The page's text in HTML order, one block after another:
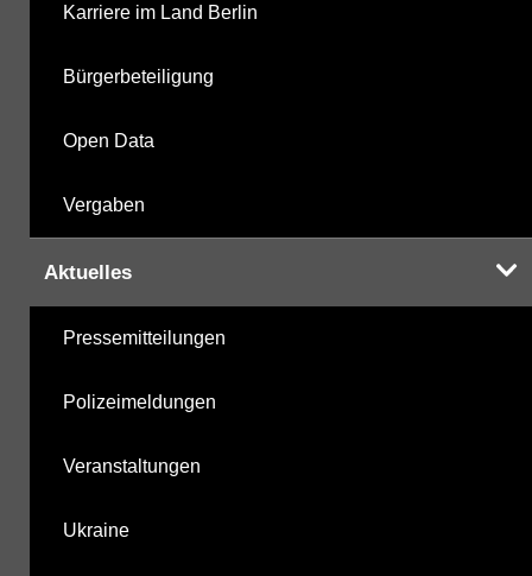
Karriere im Land Berlin
Bürgerbeteiligung
Open Data
Vergaben
Aktuelles
Pressemitteilungen
Polizeimeldungen
Veranstaltungen
Ukraine